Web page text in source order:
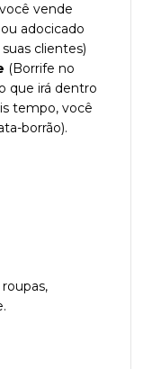
vende
adocicado
clientes)
(Borrife no
que irá dentro
tempo, você
borrão).